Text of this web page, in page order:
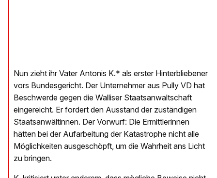
Nun zieht ihr Vater Antonis K.* als erster Hinterbliebener
vors Bundesgericht. Der Unternehmer aus Pully VD hat
Beschwerde gegen die Walliser Staatsanwaltschaft
eingereicht. Er fordert den Ausstand der zuständigen
Staatsanwältinnen. Der Vorwurf: Die Ermittlerinnen
hätten bei der Aufarbeitung der Katastrophe nicht alle
Möglichkeiten ausgeschöpft, um die Wahrheit ans Licht
zu bringen.